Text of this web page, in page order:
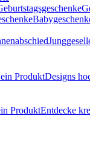
ProduktDesigns
ProduktEntdecke